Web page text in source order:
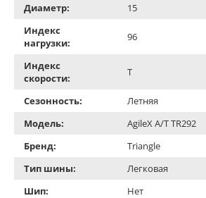
Диаметр:
15
Индекс
нагрузки:
96
Индекс
скорости:
T
Сезонность:
Летняя
Модель:
AgileX A/T TR292
Бренд:
Triangle
Тип шины:
Легковая
Шип:
Нет